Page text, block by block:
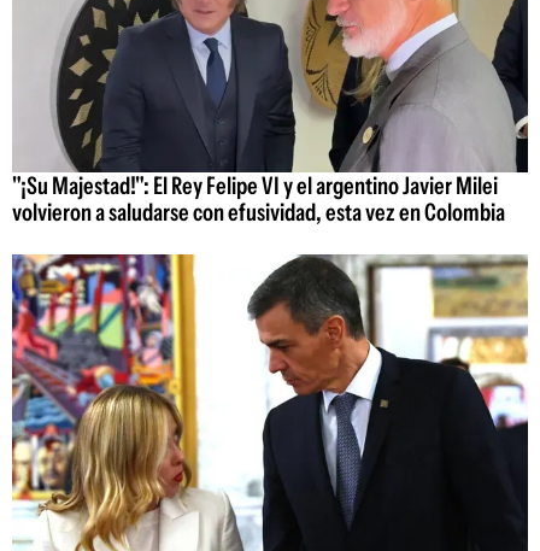
"¡Su Majestad!": El Rey Felipe VI y el argentino Javier Milei
volvieron a saludarse con efusividad, esta vez en Colombia